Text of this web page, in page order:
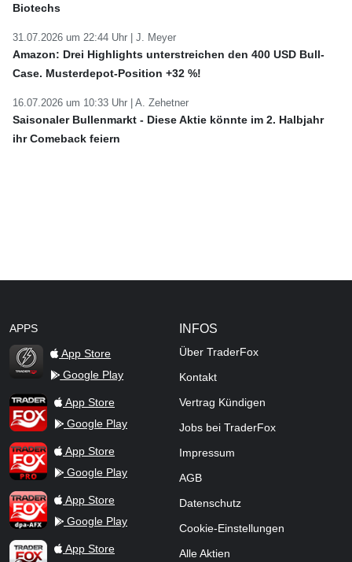
Biotechs
31.07.2026 um 22:44 Uhr | J. Meyer
Amazon: Drei Highlights unterstreichen den 400 USD Bull-
Case. Musterdepot-Position +32 %!
16.07.2026 um 10:33 Uhr | A. Zehetner
Saisonaler Bullenmarkt - Diese Aktie könnte im 2. Halbjahr
ihr Comeback feiern
APPS
TraderFox Flash
App Store
Google Play
TraderFox AppApp Store
Google Play
TraderFox ProApp Store
Google Play
TraderFox dpa-AFX ProFeed
App Store
Google Play
TraderFox Live Trading
App Store
INFOS
Über TraderFox
Kontakt
Vertrag Kündigen
Jobs bei TraderFox
Impressum
AGB
Datenschutz
Cookie-Einstellungen
Alle Aktien